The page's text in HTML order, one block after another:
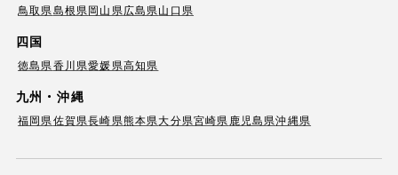
鳥取県島根県岡山県広島県山口県
四国
徳島県香川県愛媛県高知県
九州・沖縄
福岡県佐賀県長崎県熊本県大分県宮崎県 鹿児島県沖縄県